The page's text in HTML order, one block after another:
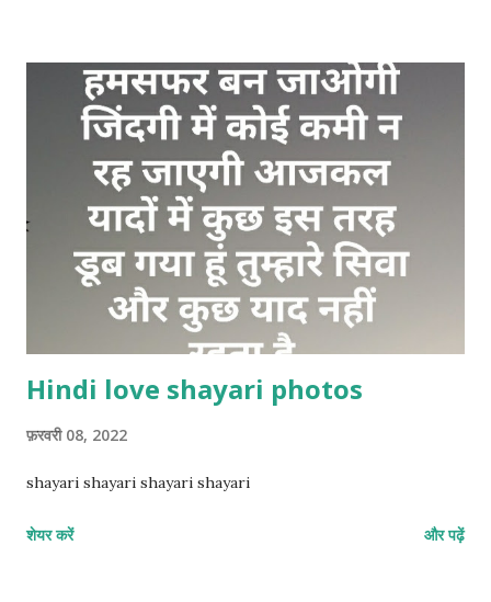
Hindi love shayari photos
फ़रवरी 08, 2022
shayari shayari shayari shayari
शेयर करें और पढ़ें